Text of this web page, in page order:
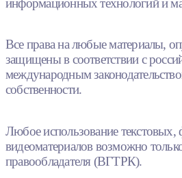
информационных технологий и
Все права на любые материалы,
защищены в соответствии с
международным
собственности.
Любое использование текстовых,
видеоматериалов возможно
правообладателя (ВГТРК).